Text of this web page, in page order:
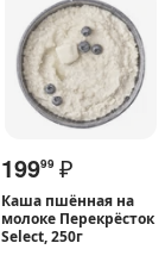
19999 ₽
Каша пшённая на
молоке Перекрёсток
Select, 250г